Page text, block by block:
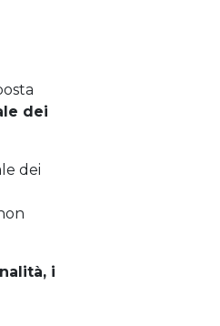
dei
dei
i